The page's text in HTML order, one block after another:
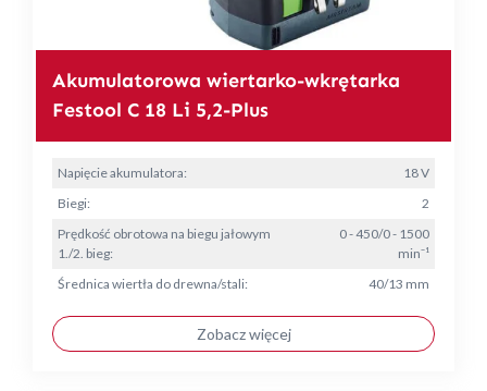
Akumulatorowa wiertarko-wkrętarka
Festool C 18 Li 5,2-Plus
Napięcie akumulatora:
18 V
Biegi:
2
Prędkość obrotowa na biegu jałowym
1./2. bieg:
0 - 450/0 - 1500
min⁻¹
Średnica wiertła do drewna/stali:
40/13 mm
Zobacz więcej